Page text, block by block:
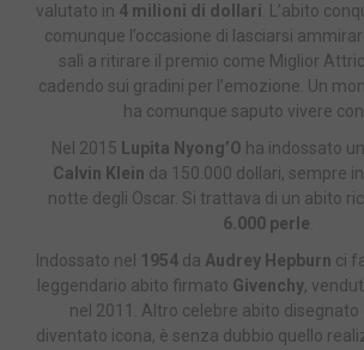
valutato in 4 milioni di dollari. L’abito
comunque l’occasione di lasciarsi
salì a ritirare il premio come Miglior
cadendo sui gradini per l’emozione. Un
ha comunque saputo vivere
Nel 2015 Lupita Nyong’O ha indossato
Calvin Klein da 150.000 dollari, sempre
notte degli Oscar. Si trattava di un abito
6.000 perle.
Indossato nel 1954 da Audrey Hepburn ci
leggendario abito firmato Givenchy,
nel 2011. Altro celebre abito disegnato
diventato icona, è senza dubbio quello